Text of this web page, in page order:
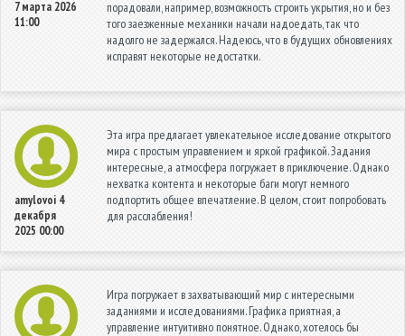
7 марта 2026
11:00
порадовали, например, возможность строить укрытия, но и без
того заезженные механики начали надоедать, так что
надолго не задержался. Надеюсь, что в будущих обновлениях
исправят некоторые недостатки.
amylovoi 4
декабря
2025 00:00
Эта игра предлагает увлекательное исследование открытого
мира с простым управлением и яркой графикой. Задания
интересные, а атмосфера погружает в приключение. Однако
нехватка контента и некоторые баги могут немного
подпортить общее впечатление. В целом, стоит попробовать
для расслабления!
Игра погружает в захватывающий мир с интересными
заданиями и исследованиями. Графика приятная, а
управление интуитивно понятное. Однако, хотелось бы